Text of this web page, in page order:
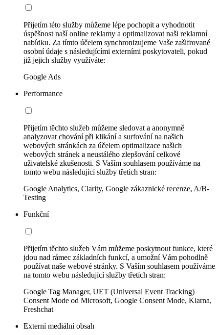
Přijetím této služby můžeme lépe pochopit a vyhodnotit
úspěšnost naší online reklamy a optimalizovat naši reklamní
nabídku. Za tímto účelem synchronizujeme Vaše zašifrované
osobní údaje s následujícími externími poskytovateli, pokud
již jejich služby využíváte:
Google Ads
Performance
Přijetím těchto služeb můžeme sledovat a anonymně
analyzovat chování při klikání a surfování na našich
webových stránkách za účelem optimalizace našich
webových stránek a neustálého zlepšování celkové
uživatelské zkušenosti. S Vaším souhlasem používáme na
tomto webu následující služby třetích stran:
Google Analytics, Clarity, Google zákaznické recenze, A/B-
Testing
Funkční
Přijetím těchto služeb Vám můžeme poskytnout funkce, které
jdou nad rámec základních funkcí, a umožní Vám pohodlně
používat naše webové stránky. S Vaším souhlasem používáme
na tomto webu následující služby třetích stran:
Google Tag Manager, UET (Universal Event Tracking)
Consent Mode od Microsoft, Google Consent Mode, Klarna,
Freshchat
Externí mediální obsah